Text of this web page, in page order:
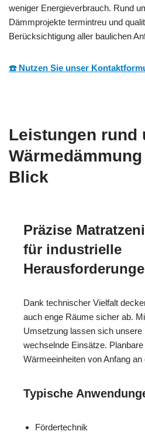
weniger Energieverbrauch. Rund
Dämmprojekte termintreu und
Berücksichtigung aller baulichen
☎️ Nutzen Sie unser
Leistungen rund
Blick
Präzise
für industrielle
Dank technischer Vielfalt
auch enge Räume sicher ab.
Umsetzung lassen sich unsere
wechselnde Einsätze.
Wärmeeinheiten von Anfang an
Typische
Fördertechnik